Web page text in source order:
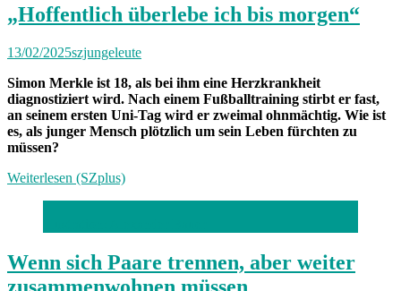
„Hoffentlich überlebe ich bis morgen“
13/02/2025szjungeleute
Simon Merkle ist 18, als bei ihm eine Herzkrankheit
diagnostiziert wird. Nach einem Fußballtraining stirbt er fast,
an seinem ersten Uni-Tag wird er zweimal ohnmächtig. Wie ist
es, als junger Mensch plötzlich um sein Leben fürchten zu
müssen?
Weiterlesen (SZplus)
Wenn sich Paare trennen, aber weiter